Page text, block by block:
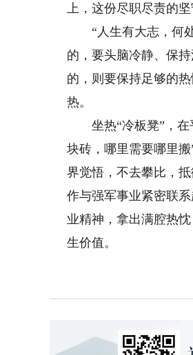
上，这份尽职尽责的
“人生有大志，何处
的，要头脑冷静、保
的，则要保持足够的
热。
坐热“冷板凳”，在
块砖，哪里需要哪里
界觉悟，不去攀比，
作与强军事业紧密联
业精神，拿出满腔热
生价值。